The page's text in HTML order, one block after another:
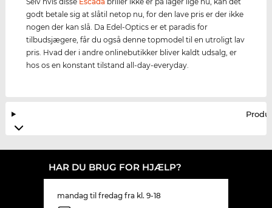
godt betale sig at slåtil netop nu, for den lave pris er der ikke
nogen der kan slå. Da Edel-Optics er et paradis for
tilbudsjægere, får du også denne topmodel til en utroligt lav
pris. Hvad der i andre onlinebutikker bliver kaldt udsalg, er
hos os en konstant tilstand all-day-everyday.
HAR DU BRUG FOR HJÆLP?
mandag til fredag fra kl. 9-18